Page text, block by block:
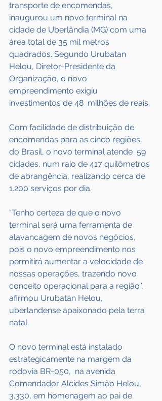
transporte de encomendas,
inaugurou um novo terminal na
cidade de Uberlândia (MG) com uma
área total de 35 mil metros
quadrados. Segundo Urubatan
Helou, Diretor-Presidente da
Organização, o novo
empreendimento exigiu
investimentos de 48  milhões de reais.
Com facilidade de distribuição de
encomendas para as cinco regiões
do Brasil, o novo terminal atende  59
cidades, num raio de 417 quilômetros
de abrangência, realizando cerca de
1.200 serviços por dia.
“Tenho certeza de que o novo
terminal será uma ferramenta de
alavancagem de novos negócios,
pois o novo empreendimento nos
permitirá aumentar a velocidade de
nossas operações, trazendo novo
conceito operacional para a região’’,
afirmou Urubatan Helou,
uberlandense apaixonado pela terra
natal.
O novo terminal está instalado
estrategicamente na margem da
rodovia BR-050,  na avenida
Comendador Alcides Simão Helou,
3.330, em homenagem ao pai de